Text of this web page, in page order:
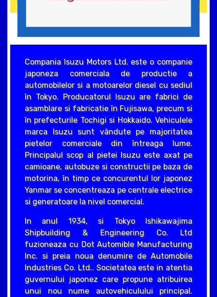
Compania Isuzu Motors Ltd. este o companie
japoneza comerciala de productie a
automobilelor si a motoarelor diesel cu sediul
în Tokyo. Producatorul Isuzu are fabrici de
asamblare si fabricatie în Fujisawa, precum si
în prefecturile Tochigi si Hokkaido. Vehiculele
marca Isuzu sunt vândute pe majoritatea
pietelor comerciale din întreaga lume.
Principalul scop al pietei Isuzu este axat pe
camioane, autobuze si constructii pe baza de
motorina, în timp ce concurentul lor japonez
Yanmar se concentreaza pe centrale electrice
si generatoare la nivel comercial.
In anul 1934, si Tokyo Ishikawajima
Shipbuilding & Engineering Co. Ltd
fuzioneaza cu Dot Automible Manufacturing
Inc. si preia noua denumire de Automobile
Industries Co. Ltd.. Societatea este in atentia
guvernului japonez care propune atribuirea
unui nou nume autovehiculului principal.